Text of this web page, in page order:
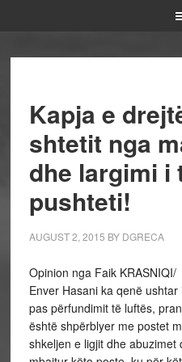
Kapja e
shtetit nga
dhe largimi i
pushteti!
AUGUST 2, 2015 BY DGRECA
Opinion nga Faik KRASNIQI/
Enver Hasani ka qenë ushtar
pas përfundimit të luftës,
është shpërblyer me postet
shkeljen e ligjit dhe